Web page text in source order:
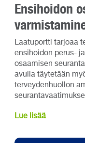
Ensihoidon
Laatuportti tarjoaa
ensihoidon perus-
osaamisen
avulla täytetään
terveydenhuollon
Lue lisää